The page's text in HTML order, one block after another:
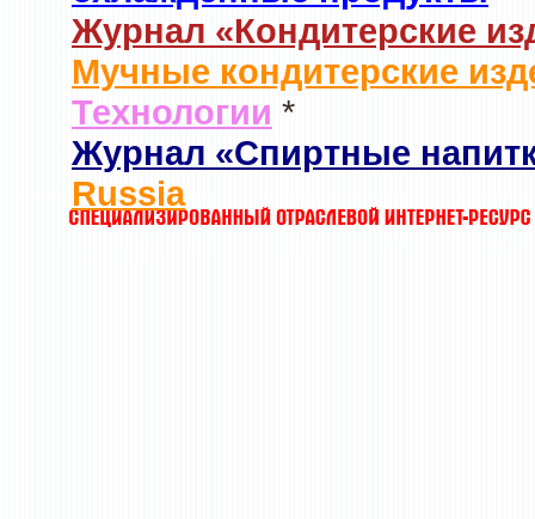
Журнал «Кондитерские
Мучные кондитерские
Технологии *
Журнал «Спиртные
Russia